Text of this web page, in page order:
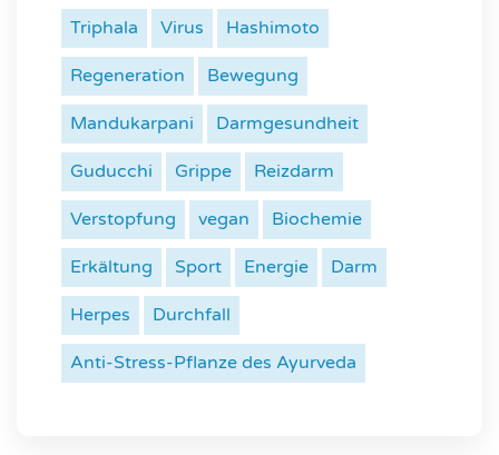
Triphala Virus Hashimoto
Regeneration Bewegung
Mandukarpani Darmgesundheit
Guducchi Grippe Reizdarm
Verstopfung vegan Biochemie
Erkältung Sport Energie Darm
Herpes Durchfall
Anti-Stress-Pflanze des Ayurveda